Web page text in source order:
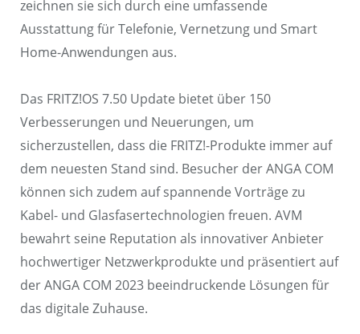
zeichnen sie sich durch eine umfassende
Ausstattung für Telefonie, Vernetzung und Smart
Home-Anwendungen aus.
Das FRITZ!OS 7.50 Update bietet über 150
Verbesserungen und Neuerungen, um
sicherzustellen, dass die FRITZ!-Produkte immer auf
dem neuesten Stand sind. Besucher der ANGA COM
können sich zudem auf spannende Vorträge zu
Kabel- und Glasfasertechnologien freuen. AVM
bewahrt seine Reputation als innovativer Anbieter
hochwertiger Netzwerkprodukte und präsentiert auf
der ANGA COM 2023 beeindruckende Lösungen für
das digitale Zuhause.